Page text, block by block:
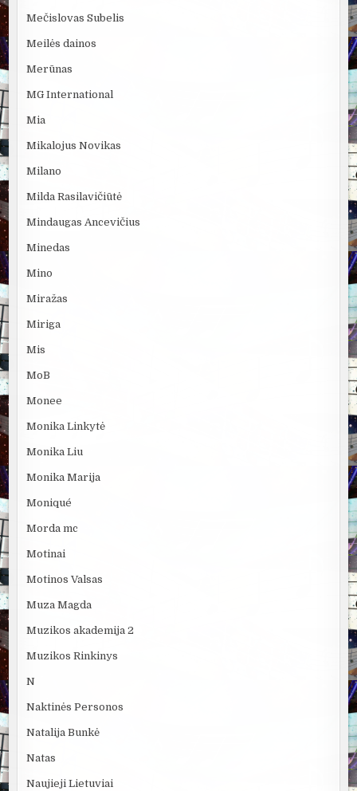
Mečislovas Subelis
Meilės dainos
Merūnas
MG International
Mia
Mikalojus Novikas
Milano
Milda Rasilavičiūtė
Mindaugas Ancevičius
Minedas
Mino
Miražas
Miriga
Mis
MoB
Monee
Monika Linkytė
Monika Liu
Monika Marija
Moniqué
Morda mc
Motinai
Motinos Valsas
Muza Magda
Muzikos akademija 2
Muzikos Rinkinys
N
Naktinės Personos
Natalija Bunkė
Natas
Naujieji Lietuviai